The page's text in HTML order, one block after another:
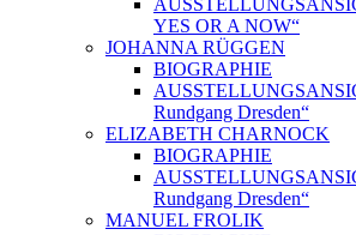
YES OR A NOW“
JOHANNA RÜGGEN
BIOGRAPHIE
Rundgang Dresden“
ELIZABETH CHARNOCK
BIOGRAPHIE
Rundgang Dresden“
MANUEL FROLIK